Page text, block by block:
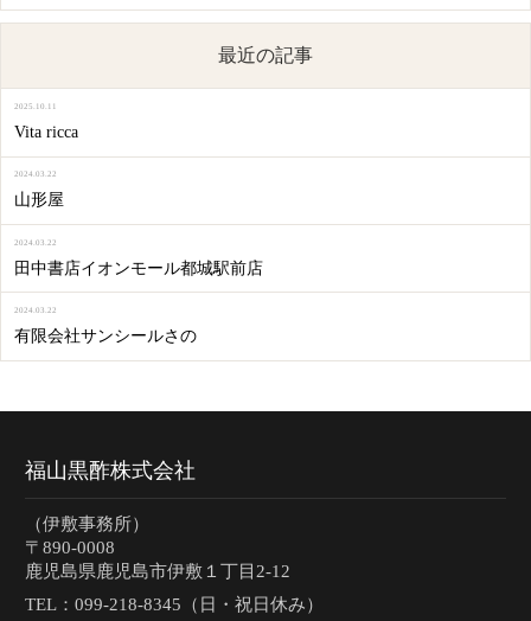
最近の記事
Vita ricca
2025.10.11
山形屋
2024.03.22
田中書店イオンモール都城駅前店
2024.03.22
有限会社サンシールさの
2024.03.22
福山黒酢株式会社
（伊敷事務所）
〒890-0008
鹿児島県鹿児島市伊敷１丁目2-12
TEL：099-218-8345（日・祝日休み）